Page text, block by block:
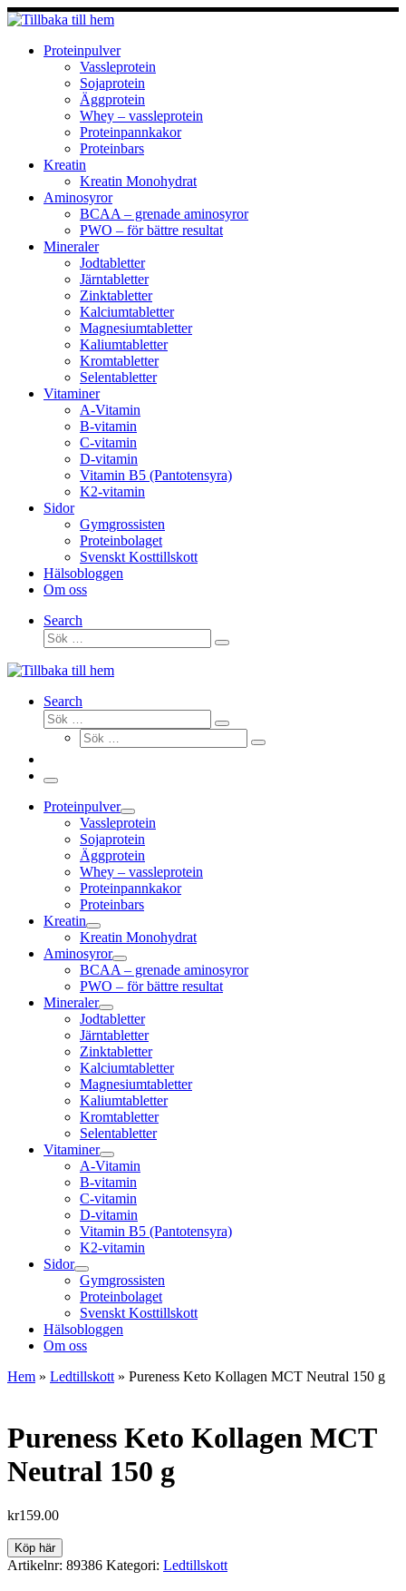
Hoppa
till
innehållProteinpulver
Vassleprotein
Sojaprotein
Äggprotein
Whey – vassleprotein
Proteinpannkakor
Proteinbars
Kreatin
Kreatin Monohydrat
Aminosyror
BCAA – grenade aminosyror
PWO – för bättre resultat
Mineraler
Jodtabletter
Järntabletter
Zinktabletter
Kalciumtabletter
Magnesiumtabletter
Kaliumtabletter
Kromtabletter
Selentabletter
Vitaminer
A-Vitamin
B-vitamin
C-vitamin
D-vitamin
Vitamin B5 (Pantotensyra)
K2-vitamin
Sidor
Gymgrossisten
Proteinbolaget
Svenskt Kosttillskott
Hälsobloggen
Om oss
Search
Sök
Sök
Search
Sök
Sök
Sök
Sök
Meny
Proteinpulver
Vassleprotein
Sojaprotein
Äggprotein
Whey – vassleprotein
Proteinpannkakor
Proteinbars
Kreatin
Kreatin Monohydrat
Aminosyror
BCAA – grenade aminosyror
PWO – för bättre resultat
Mineraler
Jodtabletter
Järntabletter
Zinktabletter
Kalciumtabletter
Magnesiumtabletter
Kaliumtabletter
Kromtabletter
Selentabletter
Vitaminer
A-Vitamin
B-vitamin
C-vitamin
D-vitamin
Vitamin B5 (Pantotensyra)
K2-vitamin
Sidor
Gymgrossisten
Proteinbolaget
Svenskt Kosttillskott
Hälsobloggen
Om oss
Hem » Ledtillskott » Pureness Keto Kollagen MCT Neutral 150 g
Pureness Keto Kollagen MCT
Neutral 150 g
kr159.00
Köp här
Artikelnr: 89386 Kategori: Ledtillskott